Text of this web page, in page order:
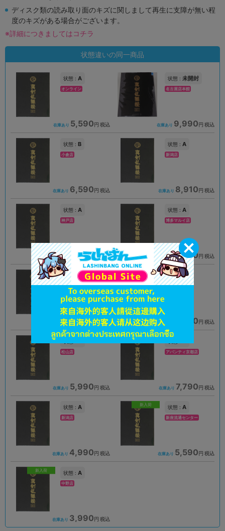
ディスク類の読み取り面のキズに関しまして再生に支障が無い程
度のキズがある場合がございます。
※詳細につきましてはコチラ
状態違いの同一商品
状態 : A
オンライン
在庫あり 5,590 円 税込
状態 : 未開封
名古屋店本館
在庫あり 9,990 円 税込
状態 : B
小倉店
在庫あり 6,590 円 税込
状態 : A
新潟店
在庫あり 8,910 円 税込
状態 : A
神戸店
在庫あり 6,690円 税込
状態 : A
博多マルイ店
在庫あり 5,590円 税込
状態 :A
海老名マルイ店
在庫あり 5,590円 税込
状態 :B
小倉店
在庫あり 5,990 円 税込
松山店
在庫あり 5,990 円 税込
アバンティ京都店
在庫あり 7,790 円 税込
状態 : A
新潟店
在庫あり 4,990 円 税込
新入荷 状態 : A
新座流通センター
在庫あり 5,590 円 税込
新入荷 状態 : A
中野店
在庫あり 3,990 円 税込